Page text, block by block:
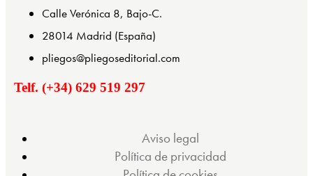
Calle Verónica 8, Bajo-C.
28014 Madrid (España)
pliegos@pliegoseditorial.com
Telf. (+34) 629 519 297
Aviso legal
Política de privacidad